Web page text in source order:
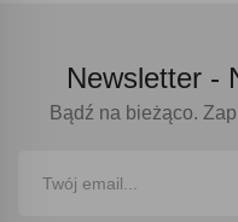
Newsletter -
Bądź na bieżąco.